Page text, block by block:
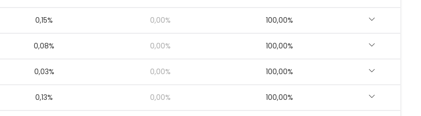
0,15% 0,00% 100,00%
0,08% 0,00% 100,00%
0,03% 0,00% 100,00%
0,13% 0,00% 100,00%